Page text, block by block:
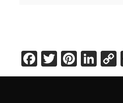
Facebook
Twitter